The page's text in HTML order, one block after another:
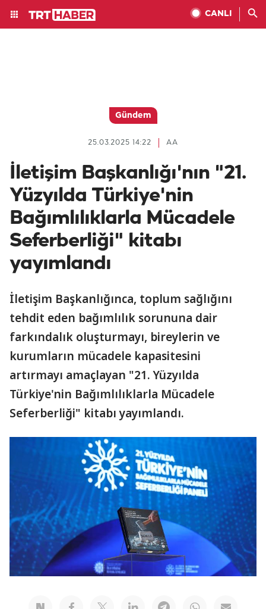
CANLI
Gündem
AA
25.03.2025 14:22
İletişim Başkanlığı'nın "21.
Yüzyılda Türkiye'nin
Bağımlılıklarla Mücadele
Seferberliği" kitabı
yayımlandı
İletişim Başkanlığınca, toplum sağlığını
tehdit eden bağımlılık sorununa dair
farkındalık oluşturmayı, bireylerin ve
kurumların mücadele kapasitesini
artırmayı amaçlayan "21. Yüzyılda
Türkiye'nin Bağımlılıklarla Mücadele
Seferberliği" kitabı yayımlandı.